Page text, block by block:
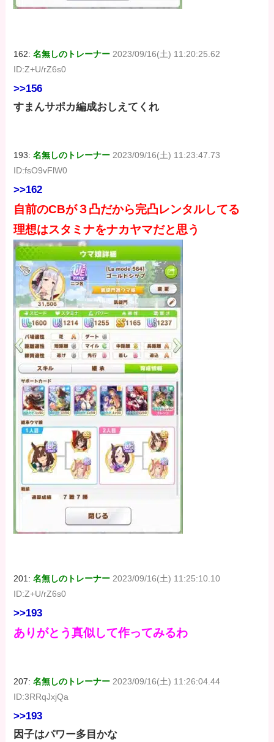
162:名無しのトレーナー 2023/09/16(土) 11:20:25.62
ID:Z+U/rZ6s0
>>156
すまんサポカ編成おしえてくれ
193:名無しのトレーナー 2023/09/16(土) 11:23:47.73
ID:fsO9vFlW0
>>162
自前のCBが３凸だから完凸レンタルしてる
理想はスタミナをナカヤマだと思う
201:名無しのトレーナー 2023/09/16(土) 11:25:10.10
ID:Z+U/rZ6s0
>>193
ありがとう真似して作ってみるわ
207:名無しのトレーナー 2023/09/16(土) 11:26:04.44
ID:3RRqJxjQa
>>193
因子はパワー多目かな